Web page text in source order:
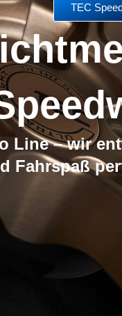
TEC
Line – wir
Fahrspaß